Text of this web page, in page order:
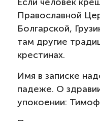
Православной
Болгарской,
там другие
крестинах.
Имя в записке
падеже. О
упокоении: